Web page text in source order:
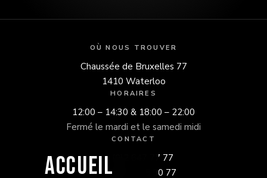
OÙ NOUS TROUVER
Chaussée de Bruxelles 77
1410 Waterloo
HORAIRES
12:00 – 14:30 & 18:00 – 22:00
Fermé le mardi et le samedi midi
CONTACT
+32 (0)2 647 77 77
+32 (0)477 55 50 77
Accueil